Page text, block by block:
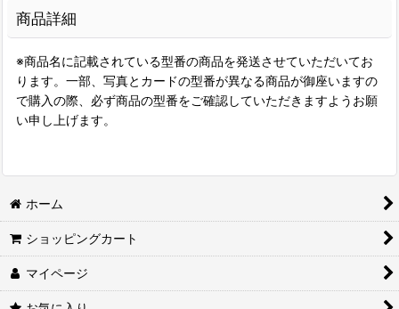
商品詳細
※商品名に記載されている型番の商品を発送させていただいてお
ります。一部、写真とカードの型番が異なる商品が御座いますの
で購入の際、必ず商品の型番をご確認していただきますようお願
い申し上げます。
ホーム
ショッピングカート
マイページ